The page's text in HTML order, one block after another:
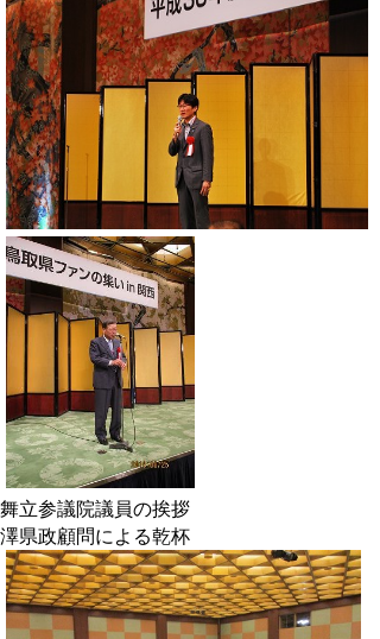
舞立参議院議員の挨拶
澤県政顧問による乾杯